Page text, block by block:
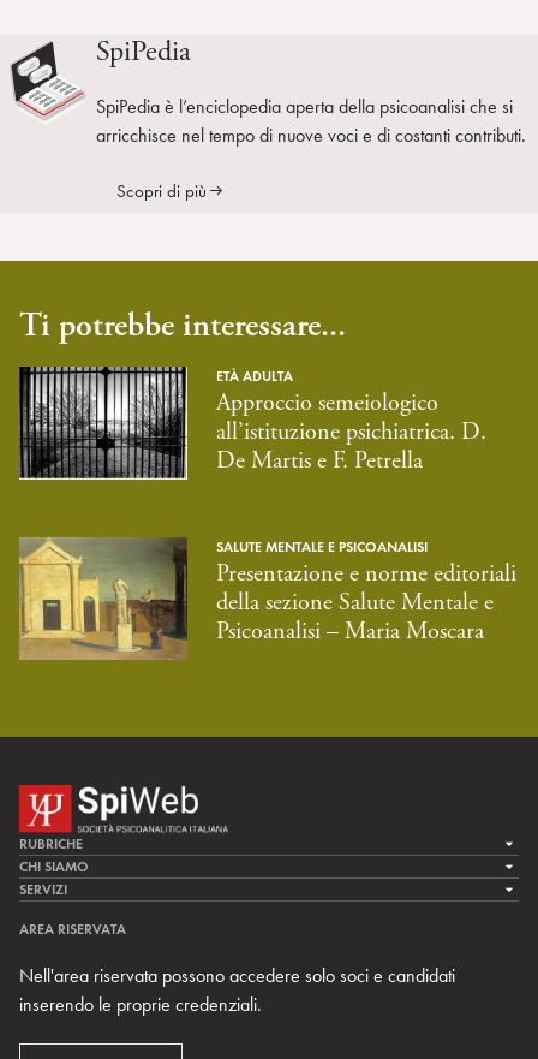
SpiPedia
SpiPedia è l’enciclopedia aperta della psicoanalisi che si
arricchisce nel tempo di nuove voci e di costanti contributi.
Scopri di più
Ti potrebbe interessare...
ETÀ ADULTA
Approccio semeiologico
all’istituzione psichiatrica. D.
De Martis e F. Petrella
SALUTE MENTALE E PSICOANALISI
Presentazione e norme editoriali
della sezione Salute Mentale e
Psicoanalisi – Maria Moscara
RUBRICHE
LA CURA
LA RICERCA
MULTIMEDIA
CHI SIAMO
LA SPI
TEAM DI SPIWEB
CONTATTI
RIVISTE
SERVIZI
ARCHIVIO STORICO
AREA RISERVATA
Nell'area riservata possono accedere solo soci e candidati
inserendo le proprie credenziali.